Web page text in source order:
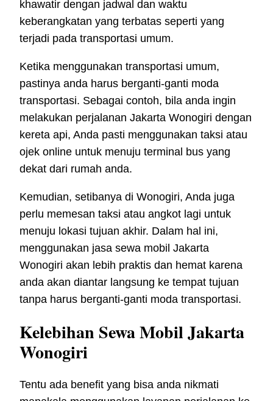
khawatir dengan jadwal dan waktu
keberangkatan yang terbatas seperti yang
terjadi pada transportasi umum.
Ketika menggunakan transportasi umum,
pastinya anda harus berganti-ganti moda
transportasi. Sebagai contoh, bila anda ingin
melakukan perjalanan Jakarta Wonogiri dengan
kereta api, Anda pasti menggunakan taksi atau
ojek online untuk menuju terminal bus yang
dekat dari rumah anda.
Kemudian, setibanya di Wonogiri, Anda juga
perlu memesan taksi atau angkot lagi untuk
menuju lokasi tujuan akhir. Dalam hal ini,
menggunakan jasa sewa mobil Jakarta
Wonogiri akan lebih praktis dan hemat karena
anda akan diantar langsung ke tempat tujuan
tanpa harus berganti-ganti moda transportasi.
Kelebihan Sewa Mobil Jakarta
Wonogiri
Tentu ada benefit yang bisa anda nikmati